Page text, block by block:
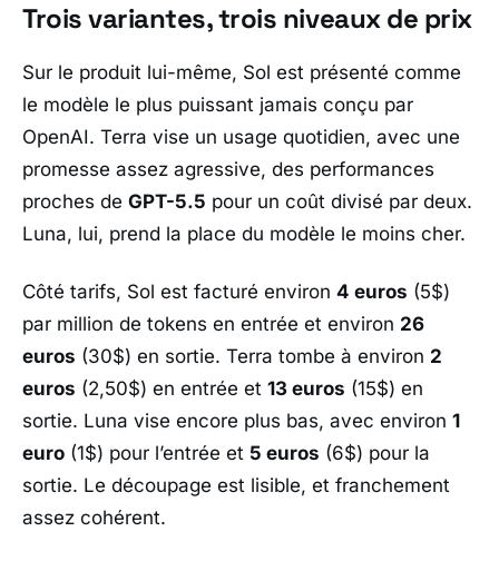
Trois variantes, trois niveaux de prix
Sur le produit lui-même, Sol est présenté comme
le modèle le plus puissant jamais conçu par
OpenAI. Terra vise un usage quotidien, avec une
promesse assez agressive, des performances
proches de GPT-5.5 pour un coût divisé par deux.
Luna, lui, prend la place du modèle le moins cher.
Côté tarifs, Sol est facturé environ 4 euros (5$)
par million de tokens en entrée et environ 26
euros (30$) en sortie. Terra tombe à environ 2
euros (2,50$) en entrée et 13 euros (15$) en
sortie. Luna vise encore plus bas, avec environ 1
euro (1$) pour l’entrée et 5 euros (6$) pour la
sortie. Le découpage est lisible, et franchement
assez cohérent.